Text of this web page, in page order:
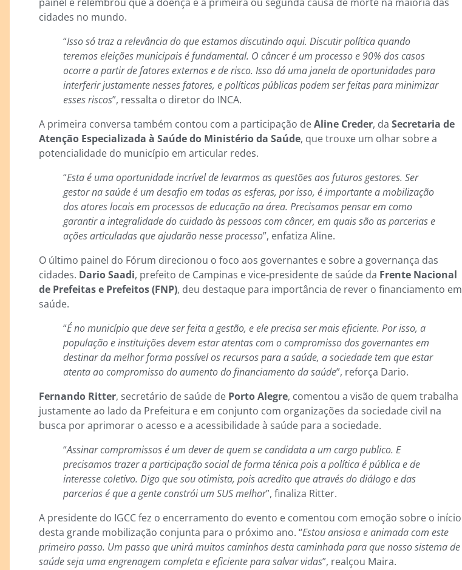
cidades no mundo.
“Isso só traz a relevância do que estamos discutindo aqui. Discutir política quando
teremos eleições municipais é fundamental. O câncer é um processo e 90% dos casos
ocorre a partir de fatores externos e de risco. Isso dá uma janela de oportunidades para
interferir justamente nesses fatores, e políticas públicas podem ser feitas para minimizar
esses riscos”, ressalta o diretor do INCA.
A primeira conversa também contou com a participação deAline Creder, da Secretaria de
Atenção Especializada à Saúde do Ministério da Saúde, que trouxe um olhar sobre a
potencialidade do município em articular redes.
“Esta é uma oportunidade incrível de levarmos as questões aos futuros gestores. Ser
gestor na saúde é um desafio em todas as esferas, por isso, é importante a mobilização
dos atores locais em processos de educação na área. Precisamos pensar em como
garantir a integralidade do cuidado às pessoas com câncer, em quais são as parcerias e
ações articuladas que ajudarão nesse processo”, enfatiza Aline.
O último painel do Fórum direcionou o foco aos governantes e sobre a governança das
cidades. Dario Saadi, prefeito de Campinas e vice-presidente de saúde da Frente Nacional
de Prefeitas e Prefeitos (FNP), deu destaque para importância de rever o financiamento em
saúde.
“É no município que deve ser feita a gestão, e ele precisa ser mais eficiente. Por isso, a
população e instituições devem estar atentas com o compromisso dos governantes em
destinar da melhor forma possível os recursos para a saúde, a sociedade tem que estar
atenta ao compromisso do aumento do financiamento da saúde”, reforça Dario.
Fernando Ritter, secretário de saúde de Porto Alegre, comentou a visão de quem trabalha
justamente ao lado da Prefeitura e em conjunto com organizações da sociedade civil na
busca por aprimorar o acesso e a acessibilidade à saúde para a sociedade.
“Assinar compromissos é um dever de quem se candidata a um cargo publico. E
precisamos trazer a participação social de forma ténica pois a política é pública e de
interesse coletivo. Digo que sou otimista, pois acredito que através do diálogo e das
parcerias é que a gente constrói um SUS melhor”, finaliza Ritter.
A presidente do IGCC fez o encerramento do evento e comentou com emoção sobre o início
desta grande mobilização conjunta para o próximo ano. “Estou ansiosa e animada com este
primeiro passo. Um passo que unirá muitos caminhos desta caminhada para que nosso sistema de
saúde seja uma engrenagem completa e eficiente para salvar vidas”, realçou Maira.